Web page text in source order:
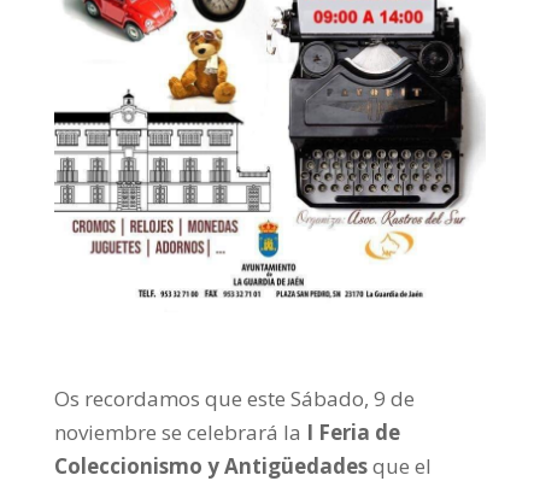
Os recordamos que este Sábado, 9 de
noviembre se celebrará la I Feria de
Coleccionismo y Antigüedadesque el